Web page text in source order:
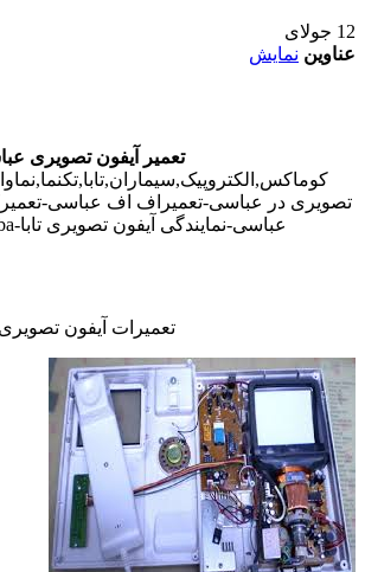
12 جولای
عناوین نمایش
تعمیر آیفون تصویری
تصویری در عباسی-تعمیراف اف عباسی-
عباسی-نمایندگی آیفون تصویری تابا-tabaالکتروپیک,سیماران-simaran-کوماکس commax-کامکس camax-سوزوکی suzuki-آلدو ALDO در عباسی-تعمیرات آیفون تصویری خیابان و محله عباسی
تعمیرات آیفون